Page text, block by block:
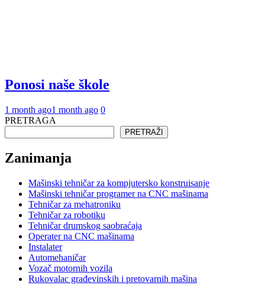
Ponosi naše škole
1 month ago1 month ago 0
PRETRAGA
PRETRAŽI
Zanimanja
Mašinski tehničar za kompjutersko konstruisanje
Mašinski tehničar programer na CNC mašinama
Tehničar za mehatroniku
Tehničar za robotiku
Tehničar drumskog saobraćaja
Operater na CNC mašinama
Instalater
Automehaničar
Vozač motornih vozila
Rukovalac građevinskih i pretovarnih mašina